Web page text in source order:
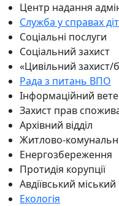
Центр надання
Служба у справах
Соціальні послуги
Соціальний захист
«Цивільний захист/
Рада з питань ВПО
Інформаційний
Захист прав
Архівний відділ
Житлово-
Енергозбереження
Протидія корупції
Авдіївський
Екологія